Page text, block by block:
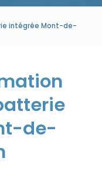
intégrée Mont-de-
de-